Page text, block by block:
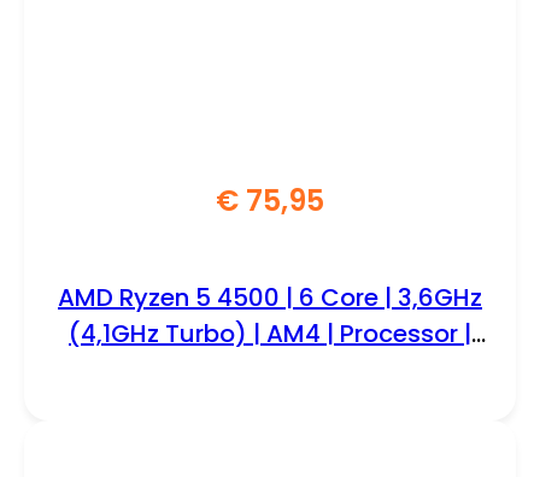
€ 75,95
AMD Ryzen 5 4500 | 6 Core | 3,6GHz
(4,1GHz Turbo) | AM4 | Processor |